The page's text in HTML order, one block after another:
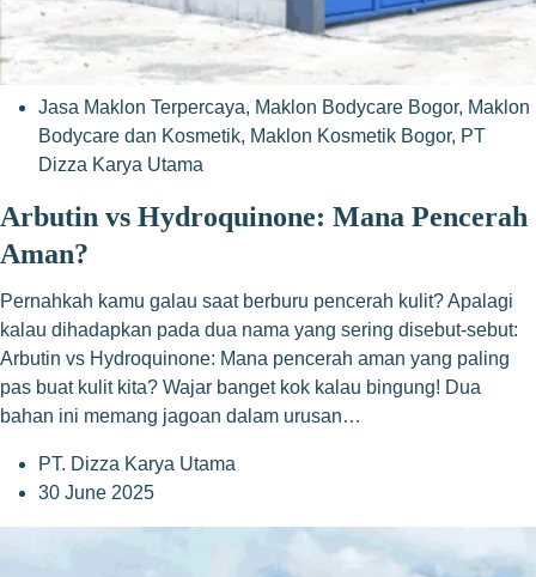
Jasa Maklon Terpercaya, Maklon Bodycare Bogor, Maklon
Bodycare dan Kosmetik, Maklon Kosmetik Bogor, PT
Dizza Karya Utama
Arbutin vs Hydroquinone: Mana Pencerah
Aman?
Pernahkah kamu galau saat berburu pencerah kulit? Apalagi
kalau dihadapkan pada dua nama yang sering disebut-sebut:
Arbutin vs Hydroquinone: Mana pencerah aman yang paling
pas buat kulit kita? Wajar banget kok kalau bingung! Dua
bahan ini memang jagoan dalam urusan…
PT. Dizza Karya Utama
30 June 2025